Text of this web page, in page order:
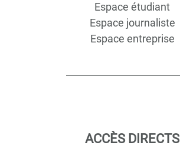
Espace étudiant
Espace journaliste
Espace entreprise
ACCÈS DIRECTS